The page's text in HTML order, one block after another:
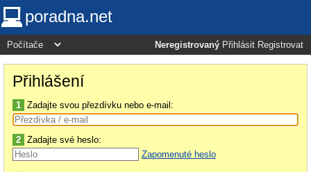
poradna.net
Neregistrovaný Přihlásit Registrovat
Přihlášení
1 Zadajte svou přezdívku nebo e-mail:
2 Zadajte své heslo:
Zapomenuté heslo